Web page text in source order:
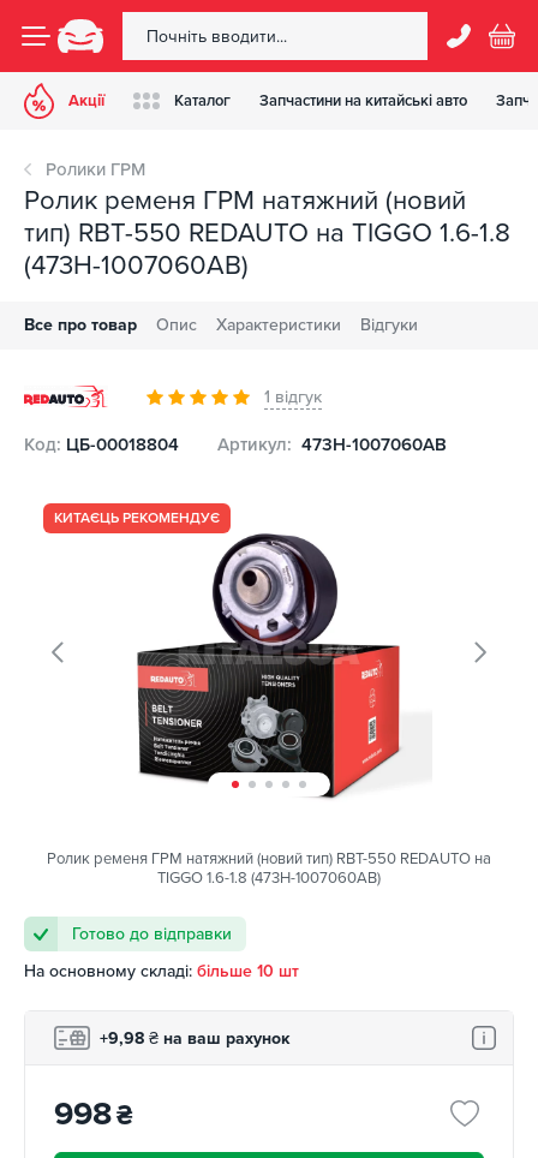
Акції Каталог Запчастини на китайські авто
Ролики ГРМ
Ролик ременя ГРМ натяжний (новий
тип) RBT-550 REDAUTO на TIGGO 1.6-1.8
(473H-1007060AB)
Все про товар Опис Характеристики Відгуки
1 відгук
Код: ЦБ-00018804 Артикул: 473H-1007060AB
КИТАЄЦЬ РЕКОМЕНДУЄ
Ролик ременя ГРМ натяжний (новий тип) RBT-550 REDAUTO на
TIGGO 1.6-1.8 (473H-1007060AB)
Готово до відправки
На основному складі: більше 10 шт
+9,98 ₴ на ваш рахунок
998₴